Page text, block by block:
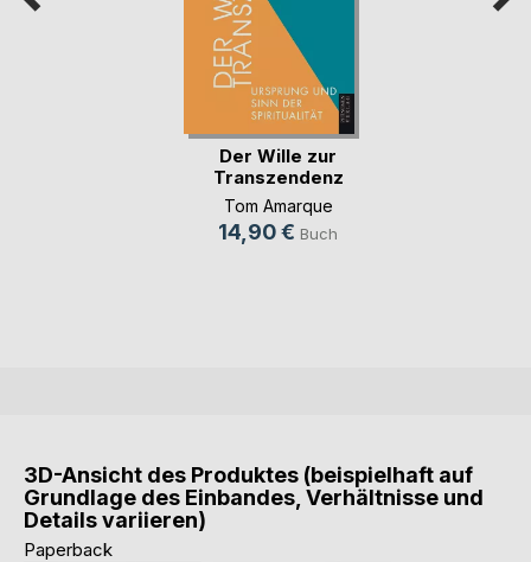
Der Wille zur
Transzendenz
Tom Amarque
14,90 € Buch
3D-Ansicht des Produktes (beispielhaft auf
Grundlage des Einbandes, Verhältnisse und
Details variieren)
Paperback